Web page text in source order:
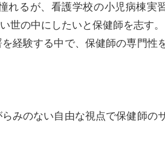
れるが、看護学校の小児病棟実
世の中にしたいと保健師を志す。
経験する中で、保健師の専門性
みのない自由な視点で保健師の